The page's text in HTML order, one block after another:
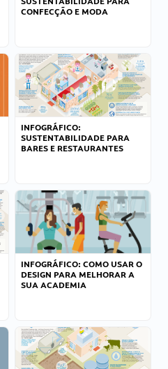
CONFECÇÃO E MODA
INFOGRÁFICO:
SUSTENTABILIDADE PARA
BARES E RESTAURANTES
INFOGRÁFICO: COMO USAR O
DESIGN PARA MELHORAR A
SUA ACADEMIA